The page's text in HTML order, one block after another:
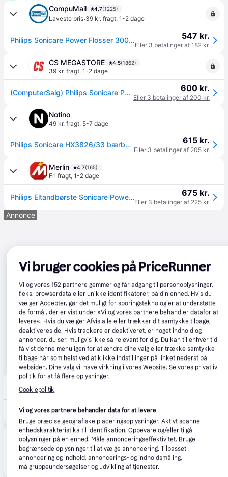
CompuMail 4.7(1225)
Laveste pris·39 kr. fragt, 1-2 dage
Philips Sonicare Power Flosser 3000 HX3826 Mundskylning Sort --> På lager, levering hos dig 11-08-2026 547 kr.
Eller 3 betalinger af 182 kr.
CS MEGASTORE 4.5(1862)
39 kr. fragt, 1-2 dage
(ComputerSalg) Philips Sonicare Power Flosser 3000 HX3826 Mundskyller 600 kr.
Eller 3 betalinger af 200 kr.
Notino
49 kr. fragt, 5-7 dage
Philips Sonicare HX3826/33 bærbar mundskyller 1 stk. - 1 stk. 615 kr.
Eller 3 betalinger af 205 kr.
Merlin 4.7(165)
Fri fragt, 1-2 dage
Philips Eltandbørste Sonicare Power Flosser 3000 - HX3826/33 - Black 675 kr.
Eller 3 betalinger af 225 kr.
Annonce
33 kr. fragt
Philips Eltandbørste Sonicare Power Flosser 3000 - HX3826/33 - Black
Eller 3 betalinger af 214 kr.
avXperten 4.8 (423)
49 kr. fragt ,1 dag
Philips Sonicare 3000 Mundskyller - 3 Niveauer, 250ml - Sort 629 kr.
Eller 3 betalinger af 210 kr.
Vi bruger cookies på PriceRunner
Vi og vores 152 partnere gemmer og får adgang til personoplysninger,
f.eks. browserdata eller unikke identifikatorer, på din enhed. Hvis du
vælger Accepter, gør det muligt for sporingsteknologier at understøtte
de formål, der er vist under »Vi og vores partnere behandler datafor at
levere«. Hvis du vælger Afvis alle eller trækker dit samtykke tilbage,
deaktiveres de. Hvis trackere er deaktiveret, er noget indhold og
annoncer, du ser, muligvis ikke så relevant for dig. Du kan til enhver tid
få vist denne menu igen for at ændre dine valg eller trække samtykke
tilbage når som helst ved at klikke Indstillinger på linket nederst på
websiden. Dine valg vil have virkning i vores Website. Se vores privatliv
politik for at få flere oplysninger.
Cookiepolitik
Vi og vores partnere behandler data for at levere
Bruge præcise geografiske placeringsoplysninger. Aktivt scanne
enhedskarakteristika til identifikation. Opbevare og/eller tilgå
oplysninger på en enhed. Måle annonceringseffektivitet. Bruge
begrænsede oplysninger til at vælge annoncering. Tilpasset
annoncering og indhold, annoncerings- og indholdsmåling,
målgruppeundersøgelser og udvikling af tjenester.